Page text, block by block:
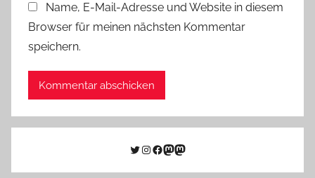
Name, E-Mail-Adresse und Website in diesem
Browser für meinen nächsten Kommentar
speichern.
Twitter
Instagram
Facebook
Link zu Mastodon
Mastodon